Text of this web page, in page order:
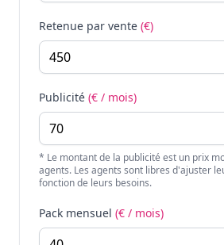
Retenue par vente (€)
Publicité (€ / mois)
* Le montant de la publicité est un prix
agents. Les agents sont libres d'ajuster
fonction de leurs besoins.
Pack mensuel (€ / mois)